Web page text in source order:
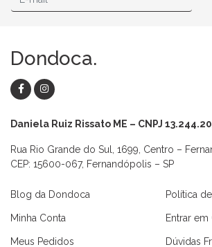
Dondoca.
Daniela Ruiz Rissato ME – CNPJ
Rua Rio Grande do Sul, 1699, Centro –
CEP: 15600-067, Fernandópolis – SP
Blog da Dondoca
Minha Conta
Meus Pedidos
Política
Entrar em
Dúvidas